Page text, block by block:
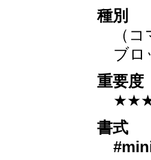
種別
（
ブロ
重要度
書式